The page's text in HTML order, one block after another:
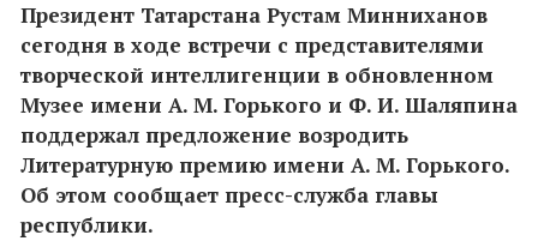
Президент Татарстана Рустам Минниханов
сегодня в ходе встречи с представителями
творческой интеллигенции в обновленном
Музее имени А. М. Горького и Ф. И. Шаляпина
поддержал предложение возродить
Литературную премию имени А. М. Горького.
Об этом сообщает пресс-служба главы
республики.